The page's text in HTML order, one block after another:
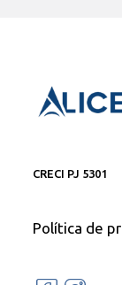
CRECI PJ 5301
Política de